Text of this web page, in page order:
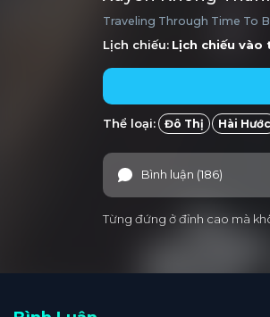
Traveling Through Time To
Lịch chiếu: Lịch chiếu vào
Thể loại: Đô Thị Hài Hước
Bình luận (186)
Từng đứng ở đỉnh cao mà